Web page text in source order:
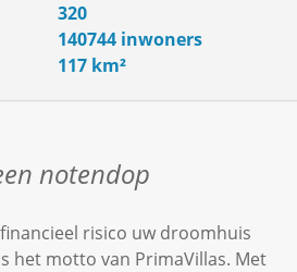
320
140744 inwoners
117 km²
notendop
risico uw droomhuis
het motto van PrimaVillas. Met